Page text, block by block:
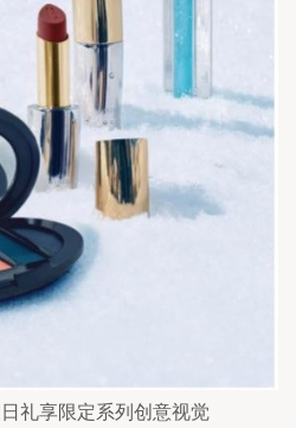
礼享限定系列创意视觉